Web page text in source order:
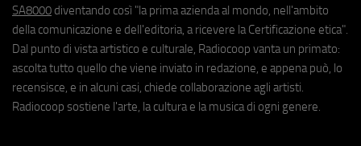
SA8000 diventando così "la prima azienda al mondo, nell'ambito
della comunicazione e dell'editoria, a ricevere la Certificazione etica".
Dal punto di vista artistico e culturale, Radiocoop vanta un primato:
ascolta tutto quello che viene inviato in redazione, e appena può, lo
recensisce, e in alcuni casi, chiede collaborazione agli artisti.
Radiocoop sostiene l'arte, la cultura e la musica di ogni genere.